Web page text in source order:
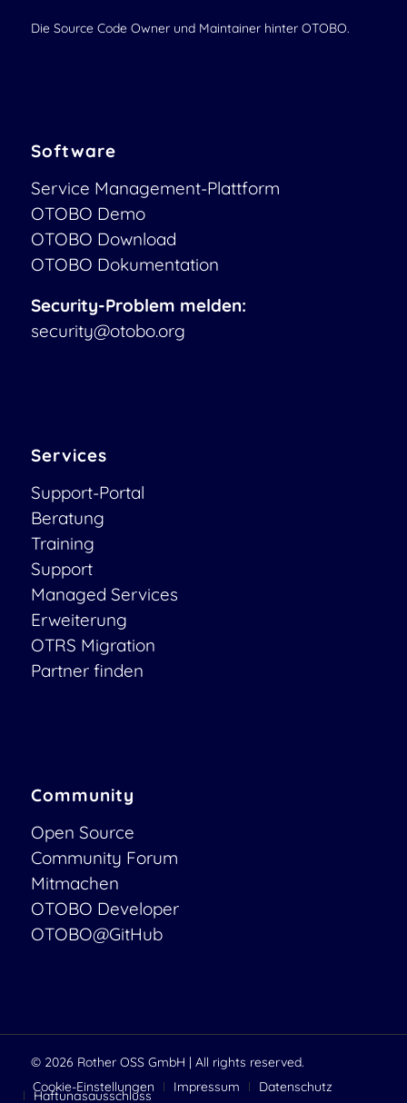
Die Source Code Owner und Maintainer hinter OTOBO.
Software
Service Management-Plattform
OTOBO Demo
OTOBO Download
OTOBO Dokumentation
Security-Problem melden:
security@otobo.org
Services
Support-Portal
Beratung
Training
Support
Managed Services
Erweiterung
OTRS Migration
Partner finden
Community
Open Source
Community Forum
Mitmachen
OTOBO Developer
OTOBO@GitHub
© 2026 Rother OSS GmbH | All rights reserved.
Cookie-Einstellungen
Impressum Datenschutz
Haftungsausschluss